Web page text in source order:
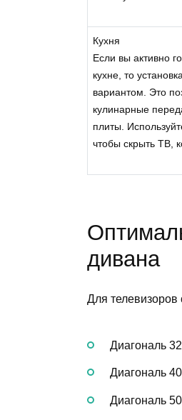
Кухня
Если вы активно
кухне, то
вариантом. Это
кулинарные
плиты.
чтобы скрыть ТВ,
дивана
Для
Диагональ
Диагональ
Диагональ